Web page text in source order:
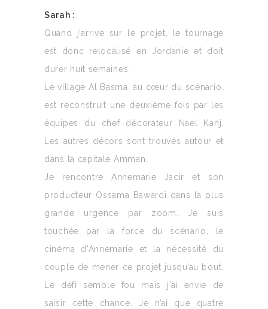
Sarah :
Quand j’arrive sur le projet, le tournage
est donc relocalisé en Jordanie et doit
durer huit semaines.
Le village Al Basma, au cœur du scénario,
est reconstruit une deuxième fois par les
équipes du chef décorateur Nael Kanj.
Les autres décors sont trouvés autour et
dans la capitale Amman.
Je rencontre Annemarie Jacir et son
producteur Ossama Bawardi dans la plus
grande urgence par zoom. Je suis
touchée par la force du scénario, le
cinéma d’Annemarie et la nécessité du
couple de mener ce projet jusqu’au bout.
Le défi semble fou mais j’ai envie de
saisir cette chance. Je n’ai que quatre